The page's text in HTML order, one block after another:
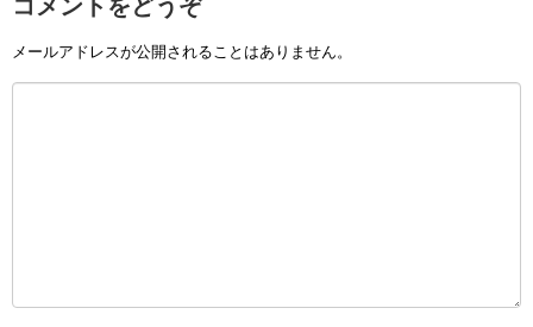
コメントをどうぞ
メールアドレスが公開されることはありません。